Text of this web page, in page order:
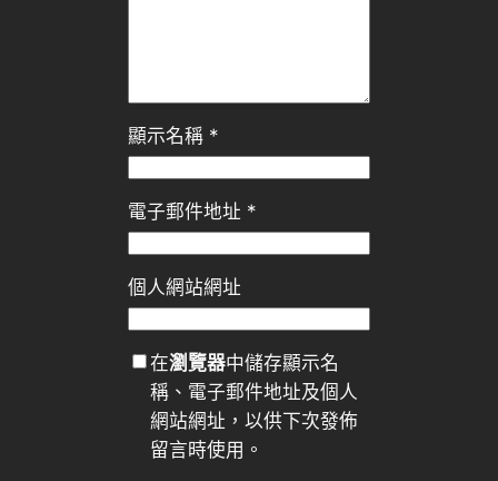
顯示名稱 *
電子郵件地址 *
個人網站網址
在瀏覽器中儲存顯示名
稱、電子郵件地址及個人
網站網址，以供下次發佈
留言時使用。